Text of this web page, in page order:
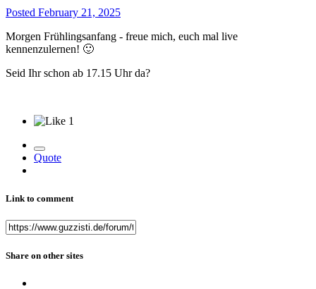
Posted February 21, 2025
Morgen Frühlingsanfang - freue mich, euch mal live
kennenzulernen! 🙂
Seid Ihr schon ab 17.15 Uhr da?
1
Quote
Link to comment
Share on other sites